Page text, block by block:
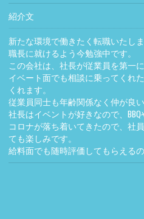
紹介文
新たな環境で働きたく転職いたしま
職長に就けるよう今勉強中です。
この会社は、社長が従業員を第一
イベート面でも相談に乗ってくれ
くれます。
従業員同士も年齢関係なく仲が良
社長はイベントが好きなので、
コロナが落ち着いてきたので、社
ても楽しみです。
給料面でも随時評価してもらえる